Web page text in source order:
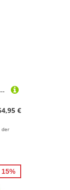
J.Lindeberg Florian Langarm Polo grau melange
€
der
15%